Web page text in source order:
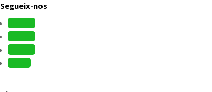
Segueix-nos
Follow
Follow
Follow
Follow